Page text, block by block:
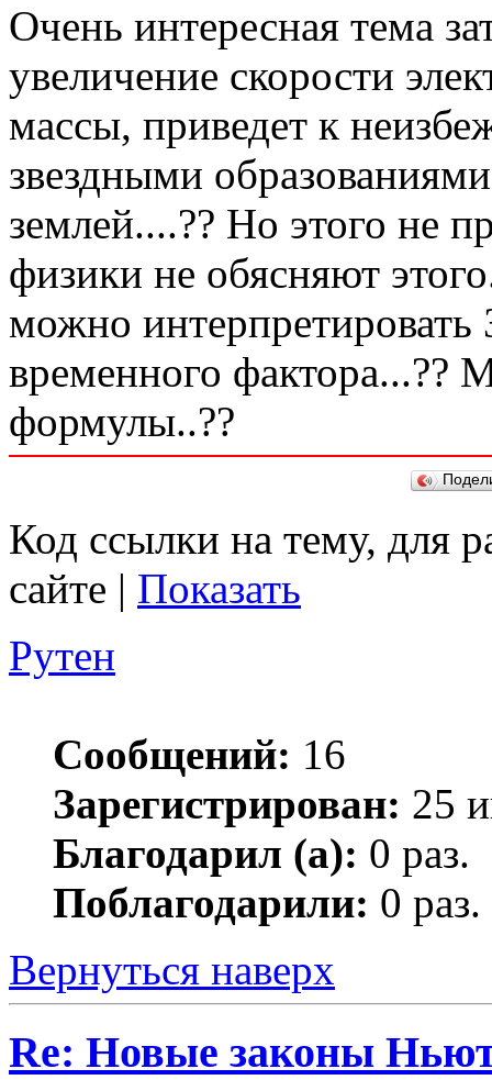
Очень интересная тема
увеличение скорости
массы, приведет к
звездными
землей....?? Но этого не
физики не обясняют
можно
временного фактора...??
формулы..??
Код ссылки на тему, для
сайте | Показать
Рутен
Сообщений: 16
Зарегистрирован: 25
Благодарил (а): 0 раз.
Поблагодарили: 0 раз.
Вернуться наверх
Re: Новые законы